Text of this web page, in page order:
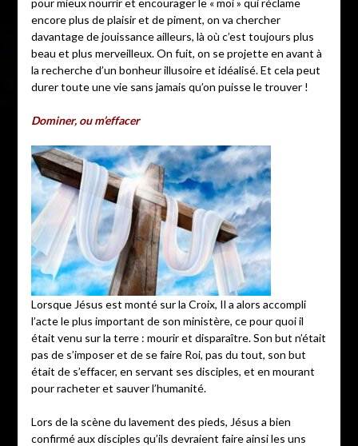
encore plus de plaisir et de piment, on va chercher
davantage de jouissance ailleurs, là où c’est toujours plus
beau et plus merveilleux. On fuit, on se projette en avant à
la recherche d’un bonheur illusoire et idéalisé. Et cela peut
durer toute une vie sans jamais qu’on puisse le trouver !
Dominer, ou m’effacer
Lorsque Jésus est monté sur la Croix, Il a alors accompli
l’acte le plus important de son ministère, ce pour quoi il
était venu sur la terre : mourir et disparaître. Son but n’était
pas de s’imposer et de se faire Roi, pas du tout, son but
était de s’effacer, en servant ses disciples, et en mourant
pour racheter et sauver l’humanité.
Lors de la scène du lavement des pieds, Jésus a bien
confirmé aux disciples qu’ils devraient faire ainsi les uns